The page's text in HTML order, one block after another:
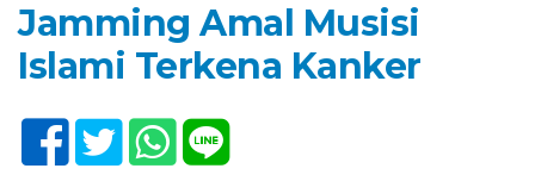
Jamming Amal Musisi
Islami Terkena Kanker